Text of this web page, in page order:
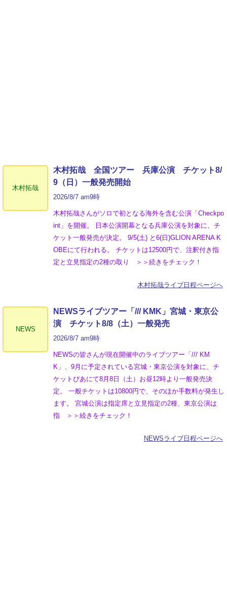
木村拓哉
木村拓哉 全国ツアー 兵庫公演 チケット8/
9（日）一般発売開始
2026/8/7 am9時
木村拓哉さんがソロで初となる海外を含む公演「Checkpo
int」を開催。 日本公演開幕となる兵庫公演を対象に、チ
ケット一般発売が決定。 9/5(土) と6(日)GLION ARENA K
OBEにて行われる。 チケットは12500円で、注釈付き指
定と立見指定の2種の取り ＞＞続きをチェック！
木村拓哉ライブ日程ページへ
NEWS
NEWSライブツアー「/// KMK」宮城・東京公
演 チケット8/8（土）一般発売
2026/8/7 am9時
NEWSの皆さんが現在開催中のライブツアー「/// KM
K」、9月に予定されている宮城・東京公演を対象に、チ
ケットぴあにて8月8日（土）お昼12時より一般発売決
定。 一般チケットは10800円で、そのほか手数料が発生し
ます。 宮城公演は指定席と立見指定の2種、東京公演は
指 ＞＞続きをチェック！
NEWSライブ日程ページへ